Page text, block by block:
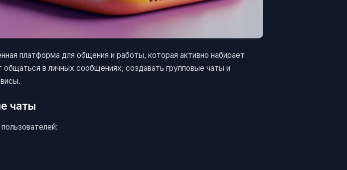
платформа для общения и работы, которая активно набирает
общаться в личных сообщениях, создавать групповые чаты и
чаты